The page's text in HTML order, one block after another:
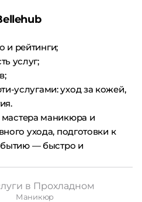
и рейтинги;
услуг;
услугами: уход за кожей,
мастера маникюра и
ухода, подготовки к
— быстро и
в Прохладном
Маникюр